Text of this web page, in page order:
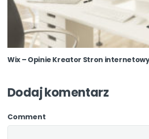
Wix – Opinie Kreator Stron
Dodaj komentarz
Comment